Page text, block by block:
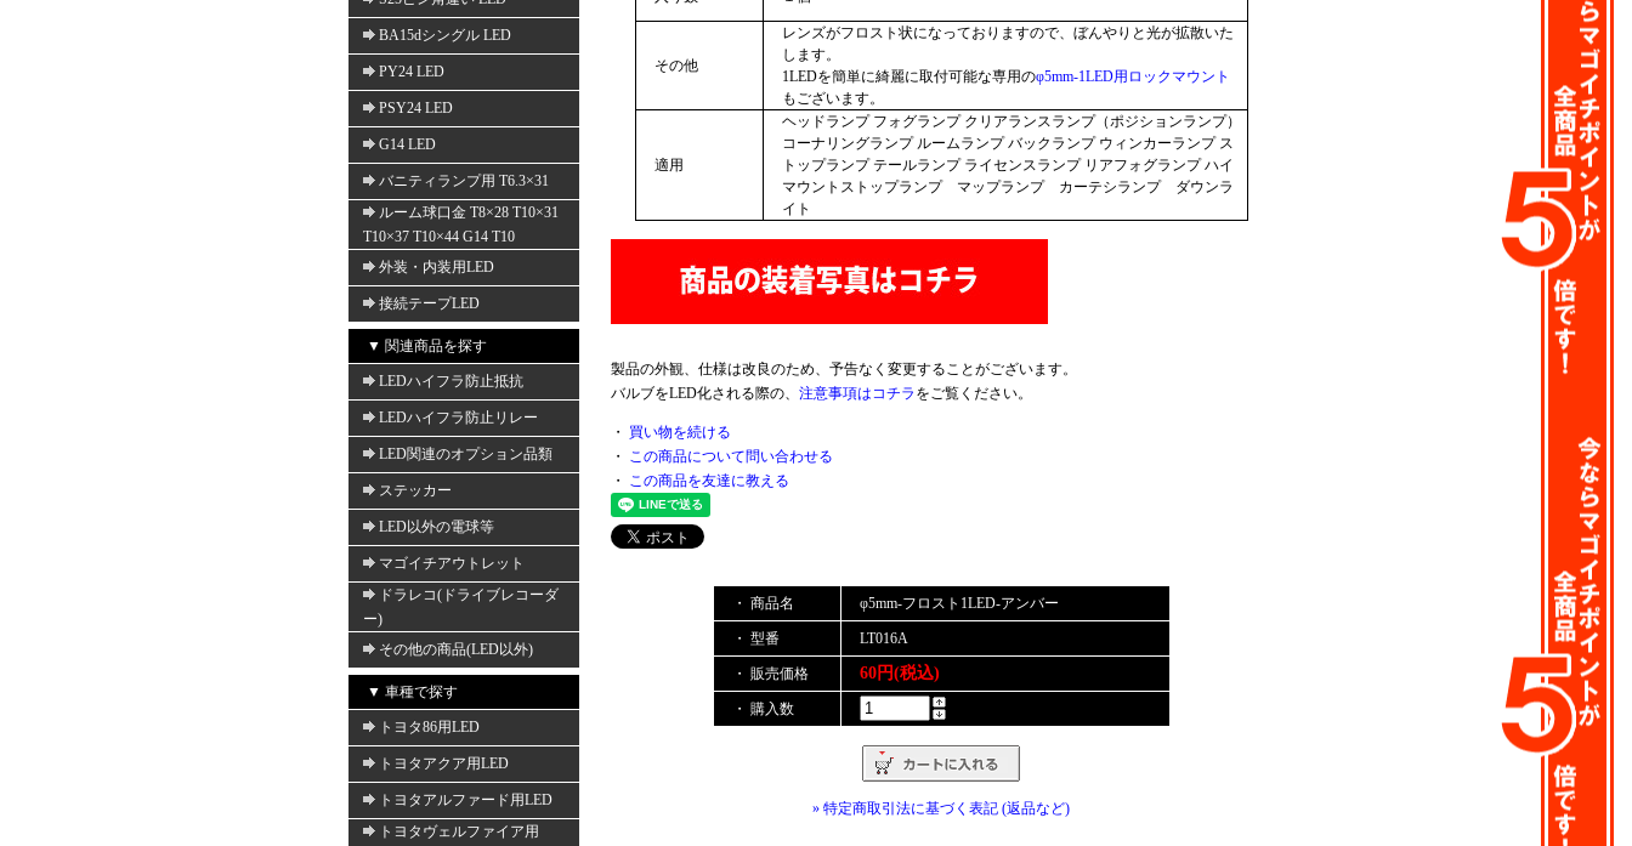
BA15dシングル LED
PY24 LED
PSY24 LED
G14 LED
バニティランプ用 T6.3×31
ルーム球口金 T8×28 T10×31
T10×37 T10×44 G14 T10
外装・内装用LED
接続テープLED
▼ 関連商品を探す
LEDハイフラ防止抵抗
LEDハイフラ防止リレー
LED関連のオプション品類
ステッカー
LED以外の電球等
マゴイチアウトレット
ドラレコ(ドライブレコーダ
ー)
その他の商品(LED以外)
▼ 車種で探す
トヨタ86用LED
トヨタアクア用LED
トヨタアルファード用LED
トヨタヴェルファイア用
その他
レンズがフロスト状になっておりますので、ぼんやりと光が拡散いた
します。
1LEDを簡単に綺麗に取付可能な専用のφ5mm-1LED用ロックマウント
もございます。
適用
ヘッドランプ フォグランプ クリアランスランプ（ポジションランプ）
コーナリングランプ ルームランプ バックランプ ウィンカーランプ ス
トップランプ テールランプ ライセンスランプ リアフォグランプ ハイ
マウントストップランプ マップランプ カーテシランプ ダウンラ
イト
製品の外観、仕様は改良のため、予告なく変更することがございます。
バルブをLED化される際の、 注意事項はコチラ をご覧ください。
・ 買い物を続ける
・ この商品について問い合わせる
・ この商品を友達に教える
・ 商品名 φ5mm-フロスト1LED-アンバー
・ 型番 LT016A
・ 販売価格 60円(税込)
・ 購入数
» 特定商取引法に基づく表記 (返品など)